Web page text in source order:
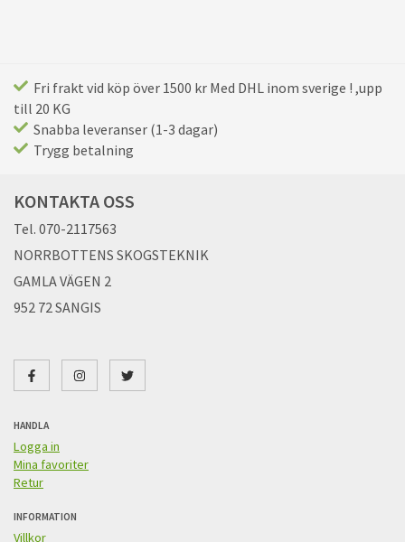
Fri frakt vid köp över 1500 kr Med DHL inom sverige ! ,upp
till 20 KG
Snabba leveranser (1-3 dagar)
Trygg betalning
KONTAKTA OSS
Tel. 070-2117563
NORRBOTTENS SKOGSTEKNIK
GAMLA VÄGEN 2
952 72 SANGIS
HANDLA
Logga in
Mina favoriter
Retur
INFORMATION
Villkor